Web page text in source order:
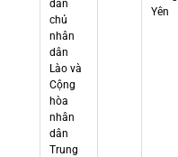
dân
chủ
nhân
dân
Lào và
Cộng
hòa
nhân
dân
Trung
Yên